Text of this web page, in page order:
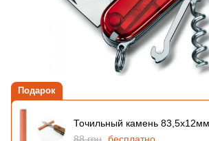
Подарок
Точильный камень